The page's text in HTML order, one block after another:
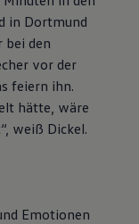
in Dortmund
bei den
vor der
feiern ihn.
hätte, wäre
weiß Dickel.
Emotionen